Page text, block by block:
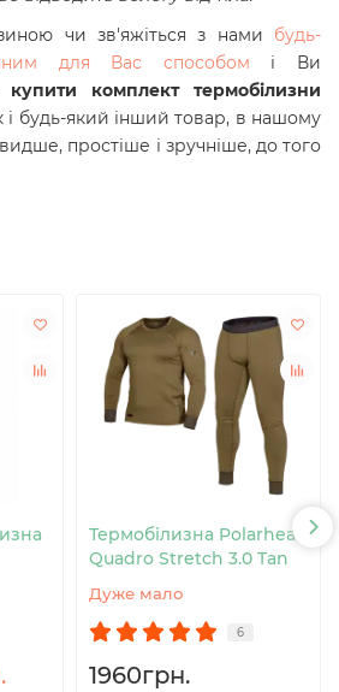
чи зв'яжіться з нами будь-
для Вас способом і Ви
купити комплект термобілизни
і будь-який інший товар, в нашому
простіше і зручніше, до того
Термобілизна Polarheat
Quadro Stretch 3.0 Tan
Дуже мало
6
1960грн.